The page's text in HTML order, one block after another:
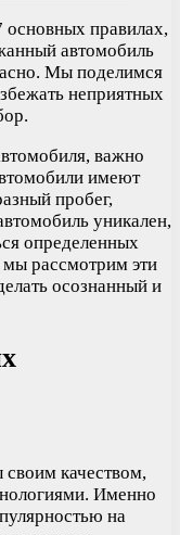
правилах,
автомобиль
Мы поделимся
неприятных
важно
имеют
пробег,
уникален,
определенных
мы рассмотрим эти
осознанный и
своим качеством,
Именно
на